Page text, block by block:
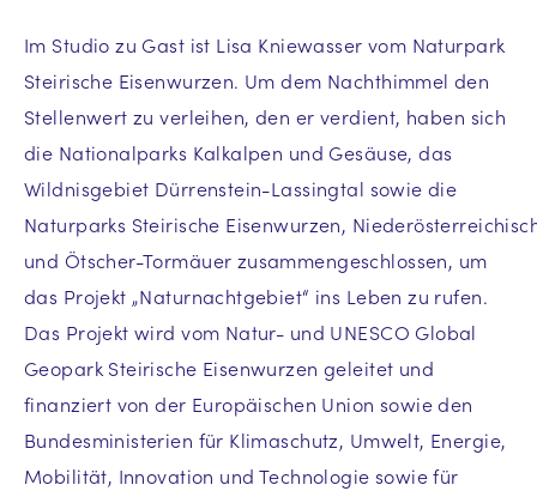
Im Studio zu Gast ist Lisa Kniewasser vom Naturpark
Steirische Eisenwurzen. Um dem Nachthimmel den
Stellenwert zu verleihen, den er verdient, haben sich
die Nationalparks Kalkalpen und Gesäuse, das
Wildnisgebiet Dürrenstein-Lassingtal sowie die
Naturparks Steirische Eisenwurzen,
und Ötscher-Tormäuer zusammengeschlossen, um
das Projekt „Naturnachtgebiet“ ins Leben zu rufen.
Das Projekt wird vom Natur- und UNESCO Global
Geopark Steirische Eisenwurzen geleitet und
finanziert von der Europäischen Union sowie den
Bundesministerien für Klimaschutz, Umwelt, Energie,
Mobilität, Innovation und Technologie sowie für